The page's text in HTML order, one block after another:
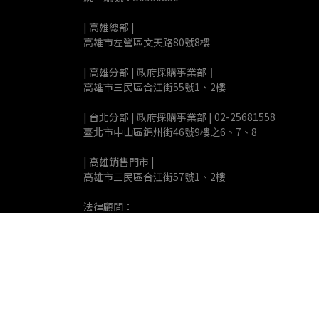
| 高雄總部 |
高雄市左營區文天路80號8樓
| 高雄分部 | 政府採購事業部｜
高雄市三民區合江街55號1、2樓
| 台北分部 | 政府採購事業部 | 02-25681558
臺北市中山區錦州街46號9樓之6、7、8
| 高雄銷售門市 |
高雄市三民區合江街57號1、2樓
法律顧問：